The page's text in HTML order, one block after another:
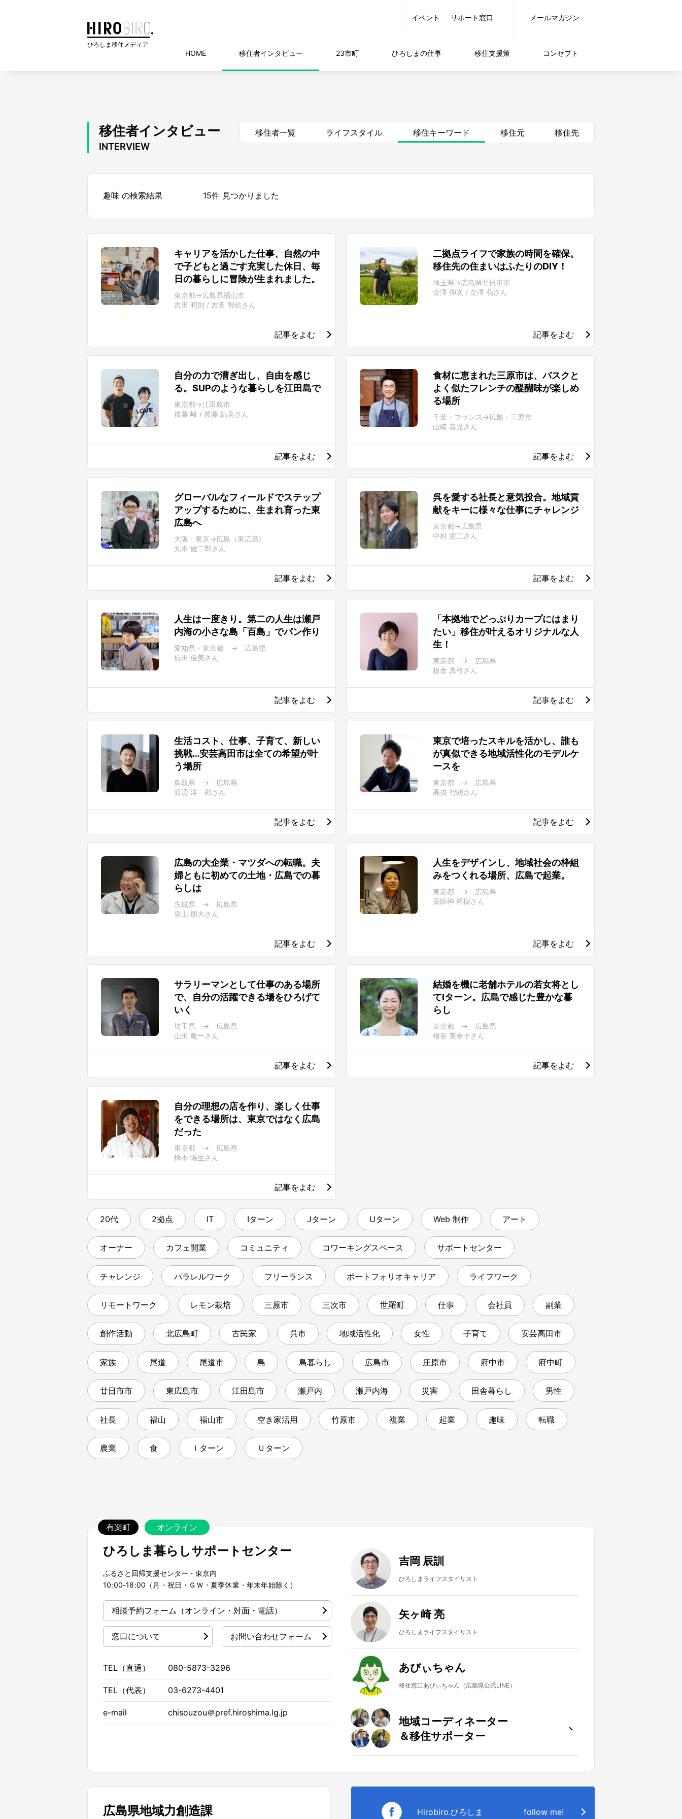
HOME 移住者インタビュー 23市町 ひろしまの仕事 移住支援策 コンセプト
イベント サポート窓口 メールマガジン
移住者インタビュー
INTERVIEW
移住者一覧 ライフスタイル 移住キーワード 移住元 移住先
趣味 の検索結果 15件 見つかりました
キャリアを活かした仕事、自然の中
で子どもと過ごす充実した休日、毎
日の暮らしに冒険が生まれました。
東京都→広島県福山市
吉田 昭則 / 吉田 智絵さん
記事をよむ
二拠点ライフで家族の時間を確保。
移住先の住まいはふたりのDIY！
埼玉県→広島県廿日市市
金澤 伸次 / 金澤 萌さん
記事をよむ
自分の力で漕ぎ出し、自由を感じ
る。SUPのような暮らしを江田島で
東京都→江田島市
後藤 峻 / 後藤 鮎美さん
記事をよむ
食材に恵まれた三原市は、バスクと
よく似たフレンチの醍醐味が楽しめ
る場所
千葉・フランス→広島・三原市
山﨑 真児さん
記事をよむ
グローバルなフィールドでステップ
アップするために、生まれ育った東
広島へ
大阪・東京→広島（東広島)
丸本 健二郎さん
記事をよむ
呉を愛する社長と意気投合。地域貢
献をキーに様々な仕事にチャレンジ
東京都→広島県
中村 憲二さん
記事をよむ
人生は一度きり。第二の人生は瀬戸
内海の小さな島「百島」でパン作り
愛知県・東京都 → 広島県
杭田 俊美さん
記事をよむ
「本拠地でどっぷりカープにはまり
たい」移住が叶えるオリジナルな人
生！
東京都 → 広島県
板倉 真弓さん
記事をよむ
生活コスト、仕事、子育て、新しい
挑戦…安芸高田市は全ての希望が叶
う場所
鳥取県 → 広島県
渡辺 洋一郎さん
記事をよむ
東京で培ったスキルを活かし、誰も
が真似できる地域活性化のモデルケ
ースを
東京都 → 広島県
高掛 智朗さん
記事をよむ
広島の大企業・マツダへの転職。夫
婦ともに初めての土地・広島での暮
らしは
茨城県 → 広島県
泉山 朋大さん
記事をよむ
人生をデザインし、地域社会の枠組
みをつくれる場所、広島で起業。
東京都 → 広島県
薬師神 裕樹さん
記事をよむ
サラリーマンとして仕事のある場所
で、自分の活躍できる場をひろげて
いく
埼玉県 → 広島県
山田 竜一さん
記事をよむ
結婚を機に老舗ホテルの若女将とし
てIターン。広島で感じた豊かな暮
らし
東京都 → 広島県
檜谷 美奈子さん
記事をよむ
自分の理想の店を作り、楽しく仕事
をできる場所は、東京ではなく広島
だった
東京都 → 広島県
橋本 陽生さん
記事をよむ
20代 2拠点 IT Iターン Jターン Uターン Web 制作 アート
オーナー カフェ開業 コミュニティ コワーキングスペース サポートセンター
チャレンジ パラレルワーク フリーランス ポートフォリオキャリア ライフワーク
リモートワーク レモン栽培 三原市 三次市 世羅町 仕事 会社員 副業
創作活動 北広島町 古民家 呉市 地域活性化 女性 子育て 安芸高田市
家族 尾道 尾道市 島 島暮らし 広島市 庄原市 府中市 府中町
廿日市市 東広島市 江田島市 瀬戸内 瀬戸内海 災害 田舎暮らし 男性
社長 福山 福山市 空き家活用 竹原市 複業 起業 趣味 転職
農業 食 Ｉターン Ｕターン
有楽町 オンライン
ひろしま暮らしサポートセンター
ふるさと回帰支援センター・東京内
10:00-18:00（月・祝日・ＧＷ・夏季休業・年末年始除く）
相談予約フォーム （オンライン・対面・電話）
窓口について お問い合わせフォーム
TEL（直通） 080-5873-3296
TEL（代表） 03-6273-4401
e-mail chisouzou＠pref.hiroshima.lg.jp
吉岡 辰訓
ひろしまライフスタイリスト
矢ヶ崎 亮
ひろしまライフスタイリスト
あびぃちゃん
移住窓口あびぃちゃん（広島県公式LINE）
地域コーディネーター
＆移住サポーター
広島県地域力創造課 Hirobiro.ひろしま follow me!